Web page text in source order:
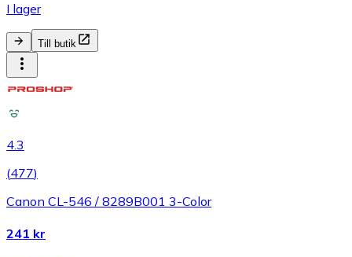
I lager
Till butik
4.3
(477)
Canon CL-546 / 8289B001 3-Color
241 kr